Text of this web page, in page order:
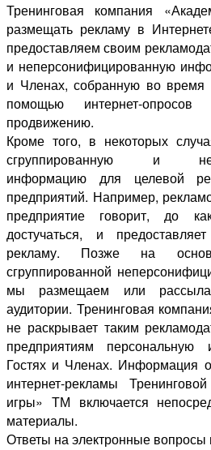
Тренинговая компания
размещать рекламу в
предоставляем своим
и неперсонифицированную
и Членах, собранную во время
помощью интернет-
продвижению.
Кроме того, в некоторых
сгруппированную и
информацию для целевой
предприятий. Например,
предприятие говорит, до
достучаться, и
рекламу. Позже на
сгруппированной
мы размещаем или
аудитории. Тренинговая
не раскрывает таким
предприятиям
Гостях и Членах. Информация о
интернет-рекламы
игры» ТМ включается
материалы.
Ответы на электронные вопросы